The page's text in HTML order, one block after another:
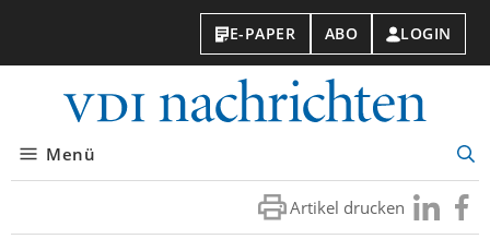
E-PAPER ABO LOGIN
Menü
Artikel drucken Besuchen
Sie
Sie